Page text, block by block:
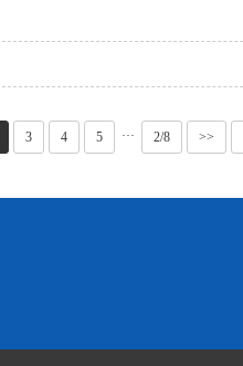
3 4 5 ··· 2/8 >>